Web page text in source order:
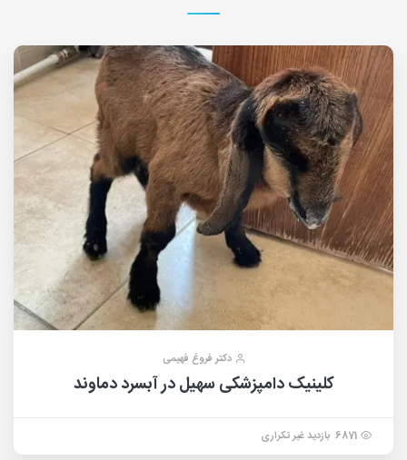
دکتر فروغ فهیمی
کلینیک دامپزشکی سهیل در آبسرد دماوند
6871 بازدید غیر تکراری